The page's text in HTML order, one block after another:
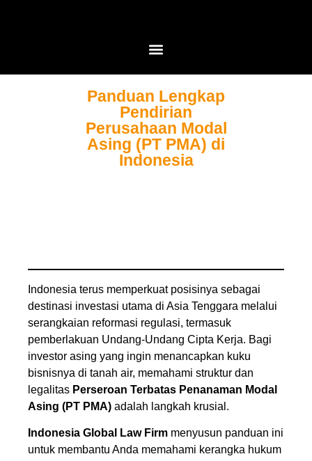
Panduan Lengkap
Pendirian
Perusahaan Modal
Asing (PT PMA) di
Indonesia
Indonesia terus memperkuat posisinya sebagai
destinasi investasi utama di Asia Tenggara melalui
serangkaian reformasi regulasi, termasuk
pemberlakuan Undang-Undang Cipta Kerja. Bagi
investor asing yang ingin menancapkan kuku
bisnisnya di tanah air, memahami struktur dan
legalitas Perseroan Terbatas Penanaman Modal
Asing (PT PMA) adalah langkah krusial.
Indonesia Global Law Firm menyusun panduan ini
untuk membantu Anda memahami kerangka hukum